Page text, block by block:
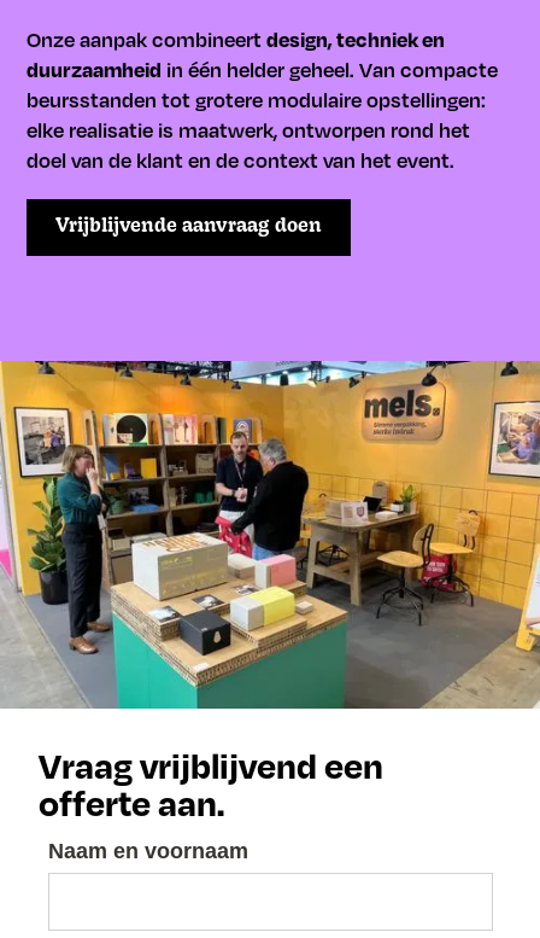
Onze aanpak combineertdesign, techniek en
duurzaamheid in één helder geheel. Van compacte
beursstanden tot grotere modulaire opstellingen:
elke realisatie is maatwerk, ontworpen rond het
doel van de klant en de context van het event.
Vrijblijvende aanvraag doen
Vraag vrijblijvend een
offerte aan.